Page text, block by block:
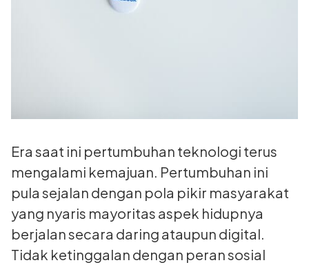
Era saat ini pertumbuhan teknologi terus
mengalami kemajuan. Pertumbuhan ini
pula sejalan dengan pola pikir masyarakat
yang nyaris mayoritas aspek hidupnya
berjalan secara daring ataupun digital.
Tidak ketinggalan dengan peran sosial